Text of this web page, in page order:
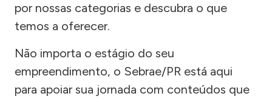
por nossas categorias e descubra o que
temos a oferecer.
Não importa o estágio do seu
empreendimento, o Sebrae/PR está aqui
para apoiar sua jornada com conteúdos que